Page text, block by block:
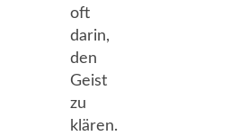
oft
darin,
den
Geist
zu
klären.